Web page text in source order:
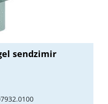
sendzimir